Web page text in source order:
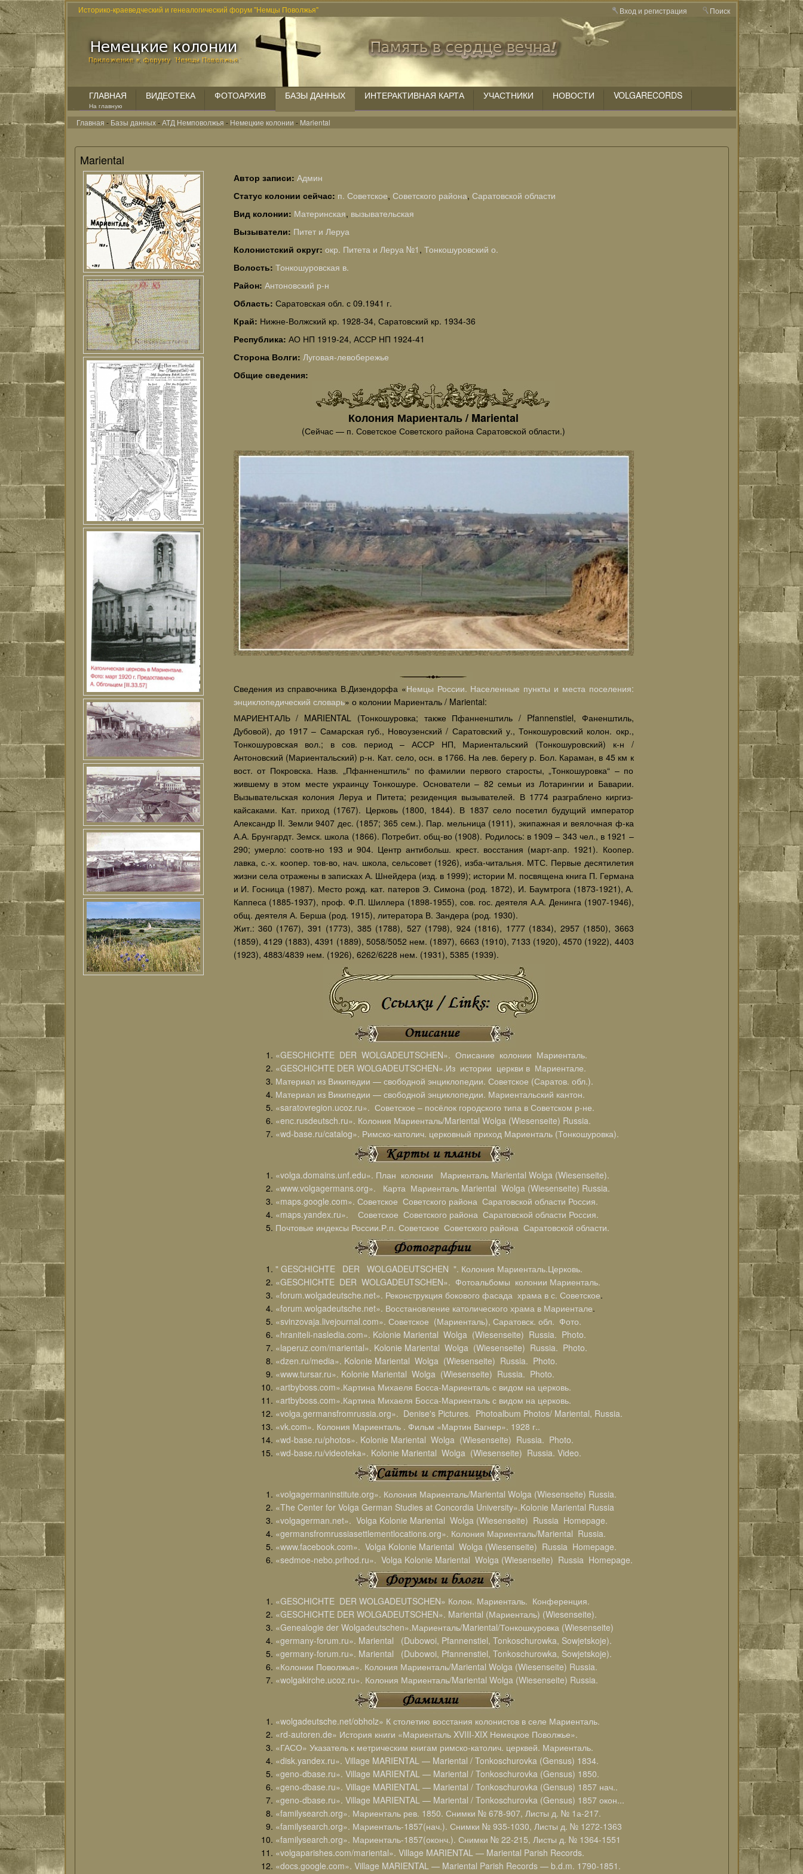
Историко-краеведческий и генеалогический форум "Немцы Поволжья" Вход и регистрация Поиск
ГЛАВНАЯ
На главную
ВИДЕОТЕКА ФОТОАРХИВ БАЗЫ ДАННЫХ ИНТЕРАКТИВНАЯ КАРТА УЧАСТНИКИ НОВОСТИ VOLGARECORDS
Главная - Базы данных-АТД Немповолжья - Немецкие колонии - Mariental
Mariental
Автор записи: Админ
Статус колонии сейчас: п. Советское, Советского района, Саратовской области
Вид колонии: Материнская, вызывательская
Вызыватели: Питет и Леруа
Колонистский округ: окр. Питета и Леруа №1 , Тонкошуровский о.
Волость: Тонкошуровская в.
Район: Антоновский р-н
Область: Саратовская обл. с 09.1941 г.
Край: Нижне-Волжский кр. 1928-34, Саратовский кр. 1934-36
Республика: АО НП 1919-24, АССР НП 1924-41
Сторона Волги: Луговая-левобережье
Общие сведения:
Колония Мариенталь / Mariental
(Сейчас — п. Советское Советского района Саратовской области.)
Сведения из справочника В.Дизендорфа «Немцы России. Населенные пункты и места поселения:
энциклопедический словарь» о колонии Мариенталь / Mariental:
МАРИЕНТАЛЬ / MARIENTAL (Тонкошуровка; также Пфанненштиль / Pfannenstiel, Фаненштиль,
Дубовой), до 1917 – Самарская губ., Новоузенский / Саратовский у., Тонкошуровский колон. окр.,
Тонкошуровская вол.; в сов. период – АССР НП, Мариентальский (Тонкошуровский) к-н /
Антоновский (Мариентальский) р-н. Кат. село, осн. в 1766. На лев. берегу р. Бол. Караман, в 45 км к
вост. от Покровска. Назв. „Пфанненштиль“ по фамилии первого старосты, „Тонкошуровка“ – по
жившему в этом месте украинцу Тонкошуре. Основатели – 82 семьи из Лотарингии и Баварии.
Вызывательская колония Леруа и Питета; резиденция вызывателей. В 1774 разграблено киргиз-
кайсаками. Кат. приход (1767). Церковь (1800, 1844). В 1837 село посетил будущий император
Александр II. Земли 9407 дес. (1857; 365 сем.). Пар. мельница (1911), экипажная и веялочная ф-ка
А.А. Брунгардт. Земск. школа (1866). Потребит. общ-во (1908). Родилось: в 1909 – 343 чел., в 1921 –
290; умерло: соотв-но 193 и 904. Центр антибольш. крест. восстания (март-апр. 1921). Коопер.
лавка, с.-х. коопер. тов-во, нач. школа, сельсовет (1926), изба-читальня. МТС. Первые десятилетия
жизни села отражены в записках А. Шнейдера (изд. в 1999); истории М. посвящена книга П. Германа
и И. Госница (1987). Место рожд. кат. патеров Э. Симона (род. 1872), И. Баумтрога (1873-1921), А.
Каппеса (1885-1937), проф. Ф.П. Шиллера (1898-1955), сов. гос. деятеля А.А. Денинга (1907-1946),
общ. деятеля А. Берша (род. 1915), литератора В. Зандера (род. 1930).
Жит.: 360 (1767), 391 (1773), 385 (1788), 527 (1798), 924 (1816), 1777 (1834), 2957 (1850), 3663
(1859), 4129 (1883), 4391 (1889), 5058/5052 нем. (1897), 6663 (1910), 7133 (1920), 4570 (1922), 4403
(1923), 4883/4839 нем. (1926), 6262/6228 нем. (1931), 5385 (1939).
«GESCHICHTE DER WOLGADEUTSCHEN». Описание колонии Мариенталь.
«GESCHICHTE DER WOLGADEUTSCHEN».Из истории церкви в Мариентале.
Материал из Википедии — свободной энциклопедии. Советское (Саратов. обл.).
Материал из Википедии — свободной энциклопедии. Мариентальский кантон.
«saratovregion.ucoz.ru». Советское – посёлок городского типа в Советском р-не.
«enc.rusdeutsch.ru». Колония Мариенталь/Mariental Wolga (Wiesenseite) Russia.
«wd-base.ru/catalog». Римско-католич. церковный приход Мариенталь (Тонкошуровка).
«volga.domains.unf.edu». План колонии Мариенталь Mariental Wolga (Wiesenseite).
«www.volgagermans.org». Карта Мариенталь Mariental Wolga (Wiesenseite) Russia.
«maps.google.com». Советское Советского района Саратовской области Россия.
«maps.yandex.ru». Советское Советского района Саратовской области Россия.
Почтовые индексы России.Р.п. Советское Советского района Саратовской области.
" GESCHICHTE DER WOLGADEUTSCHEN ". Колония Мариенталь.Церковь.
«GESCHICHTE DER WOLGADEUTSCHEN». Фотоальбомы колонии Мариенталь.
«forum.wolgadeutsche.net». Реконструкция бокового фасада храма в с. Советское.
«forum.wolgadeutsche.net». Восстановление католического храма в Мариентале.
«svinzovaja.livejournal.com». Советское (Мариенталь), Саратовск. обл. Фото.
«hraniteli-nasledia.com». Kolonie Mariental Wolga (Wiesenseite) Russia. Photo.
«laperuz.com/mariental». Kolonie Mariental Wolga (Wiesenseite) Russia. Photo.
«dzen.ru/media». Kolonie Mariental Wolga (Wiesenseite) Russia. Photo.
«www.tursar.ru». Kolonie Mariental Wolga (Wiesenseite) Russia. Photo.
«artbyboss.com».Картина Михаеля Босса-Мариенталь с видом на церковь.
«artbyboss.com».Картина Михаеля Босса-Мариенталь с видом на церковь.
«volga.germansfromrussia.org». Denise's Pictures. Photoalbum Photos/ Mariental, Russia.
«vk.com». Колония Мариенталь . Фильм «Мартин Вагнер». 1928 г..
«wd-base.ru/photos». Kolonie Mariental Wolga (Wiesenseite) Russia. Photo.
«wd-base.ru/videoteka». Kolonie Mariental Wolga (Wiesenseite) Russia. Video.
«volgagermaninstitute.org». Колония Мариенталь/Mariental Wolga (Wiesenseite) Russia.
«The Center for Volga German Studies at Concordia University».Kolonie Mariental Russia
«volgagerman.net». Volga Kolonie Mariental Wolga (Wiesenseite) Russia Homepage.
«germansfromrussiasettlementlocations.org». Колония Мариенталь/Mariental Russia.
«www.facebook.com». Volga Kolonie Mariental Wolga (Wiesenseite) Russia Homepage.
«sedmoe-nebo.prihod.ru». Volga Kolonie Mariental Wolga (Wiesenseite) Russia Homepage.
«GESCHICHTE DER WOLGADEUTSCHEN» Колон. Мариенталь. Конференция.
«GESCHICHTE DER WOLGADEUTSCHEN». Mariental (Мариенталь) (Wiesenseite).
«Genealogie der Wolgadeutschen».Мариенталь/Mariental/Тонкошкуровка (Wiesenseite)
«germany-forum.ru». Mariental (Dubowoi, Pfannenstiel, Tonkoschurowka, Sowjetskoje).
«germany-forum.ru». Mariental (Dubowoi, Pfannenstiel, Tonkoschurowka, Sowjetskoje).
«Колонии Поволжья». Колония Мариенталь/Mariental Wolga (Wiesenseite) Russia.
«wolgakirche.ucoz.ru». Колония Мариенталь/Mariental Wolga (Wiesenseite) Russia.
«wolgadeutsche.net/obholz» К столетию восстания колонистов в селе Мариенталь.
«rd-autoren.de» История книги «Мариенталь XVIII-XIX Немецкое Поволжье».
«ГАСО» Указатель к метрическим книгам римско-католич. церквей. Мариенталь.
«disk.yandex.ru». Village MARIENTAL — Mariental / Tonkoschurovka (Gensus) 1834.
«geno-dbase.ru». Village MARIENTAL — Mariental / Tonkoschurovka (Gensus) 1850.
«geno-dbase.ru». Village MARIENTAL — Mariental / Tonkoschurovka (Gensus) 1857 нач..
«geno-dbase.ru». Village MARIENTAL — Mariental / Tonkoschurovka (Gensus) 1857 окон...
«familysearch.org». Мариенталь рев. 1850. Снимки № 678-907, Листы д. № 1а-217.
«familysearch.org». Мариенталь-1857(нач.). Снимки № 935-1030, Листы д. № 1272-1363
«familysearch.org». Мариенталь-1857(оконч.). Снимки № 22-215, Листы д. № 1364-1551
«volgaparishes.com/mariental». Village MARIENTAL — Mariental Parish Records.
«docs.google.com». Village MARIENTAL — Mariental Parish Records — b.d.m. 1790-1851.